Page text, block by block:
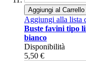
Aggiungi al Carrello
Aggiungi alla lista
Buste favini tipo
bianco
Disponibilità
5,50 €